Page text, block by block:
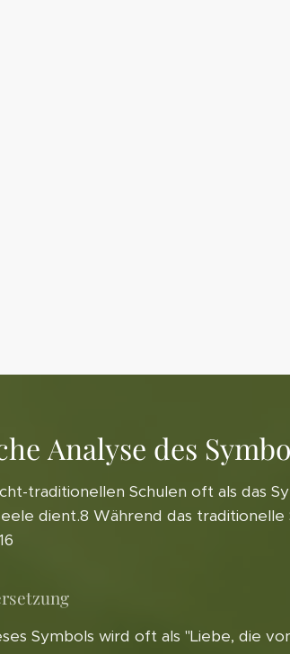
Analyse des
traditionellen Schulen oft als das
dient.8 Während das
Symbols wird oft als "Liebe, die